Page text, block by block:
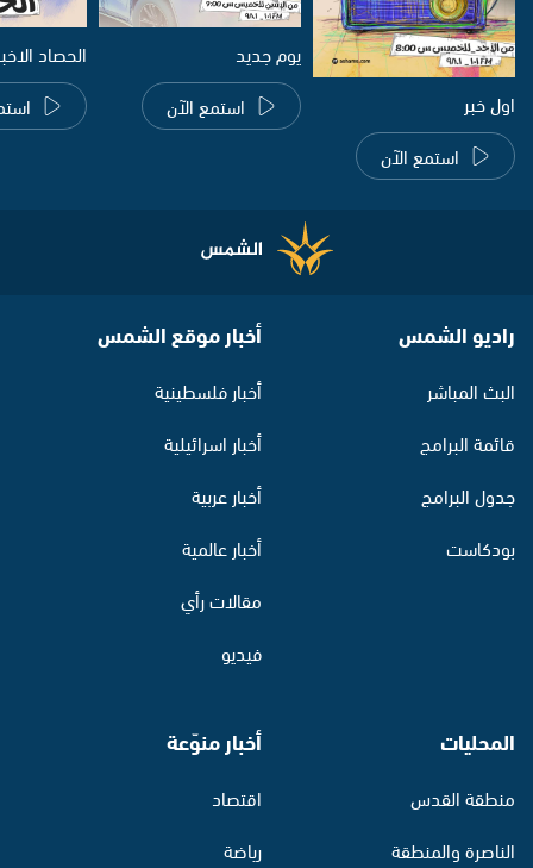
اول خبر
استمع الآن
يوم جديد
استمع الآن
الحصاد
راديو الشمس
البث المباشر
قائمة البرامج
جدول البرامج
بودكاست
أخبار موقع الشمس
أخبار فلسطينية
أخبار اسرائيلية
أخبار عربية
أخبار عالمية
مقالات رأي
فيديو
المحليات
منطقة القدس
الناصرة والمنطقة
أخبار منوّعة
اقتصاد
رياضة